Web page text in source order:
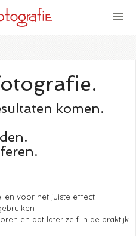
komen.
voor het juiste effect
en dat later zelf in de praktijk